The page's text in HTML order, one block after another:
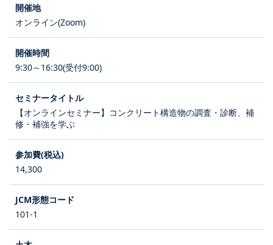
オンライン(Zoom)
9:30～16:30(受付9:00)
【オンラインセミナー】コンクリート構造物の調査・診断、補
修・補強を学ぶ
14,300
101-1